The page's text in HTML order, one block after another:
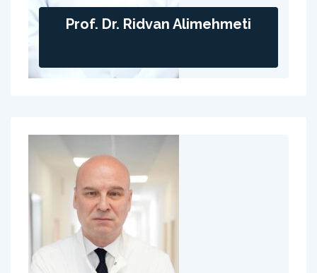
Prof. Dr. Ridvan Alimehmeti